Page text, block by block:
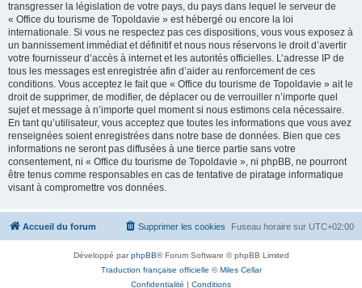
transgresser la législation de votre pays, du pays dans lequel le serveur de
« Office du tourisme de Topoldavie » est hébergé ou encore la loi
internationale. Si vous ne respectez pas ces dispositions, vous vous exposez à
un bannissement immédiat et définitif et nous nous réservons le droit d’avertir
votre fournisseur d’accès à internet et les autorités officielles. L’adresse IP de
tous les messages est enregistrée afin d’aider au renforcement de ces
conditions. Vous acceptez le fait que « Office du tourisme de Topoldavie » ait le
droit de supprimer, de modifier, de déplacer ou de verrouiller n’importe quel
sujet et message à n’importe quel moment si nous estimons cela nécessaire.
En tant qu’utilisateur, vous acceptez que toutes les informations que vous avez
renseignées soient enregistrées dans notre base de données. Bien que ces
informations ne seront pas diffusées à une tierce partie sans votre
consentement, ni « Office du tourisme de Topoldavie », ni phpBB, ne pourront
être tenus comme responsables en cas de tentative de piratage informatique
visant à compromettre vos données.
Accueil du forum Fuseau horaire sur UTC+02:00
Supprimer les cookies
Développé parphpBB® Forum Software © phpBB Limited
Traduction française officielle ©Miles Cellar
Confidentialité | Conditions